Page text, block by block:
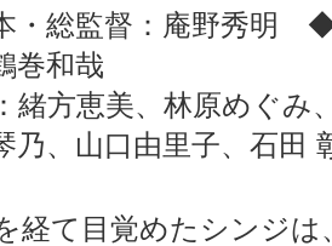
・総監督：庵野秀明
巻和哉
方恵美、林原めぐみ
乃、山口由里子、石田
経て目覚めたシンジ